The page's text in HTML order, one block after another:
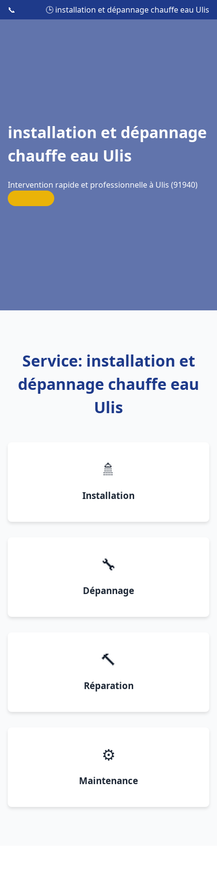
📞 🕒 installation et dépannage chauffe eau Ulis
installation et dépannage
chauffe eau Ulis
Intervention rapide et professionnelle à Ulis (91940)
Service: installation et
dépannage chauffe eau
Ulis
🚿
Installation
🔧
Dépannage
🔨
Réparation
⚙️
Maintenance